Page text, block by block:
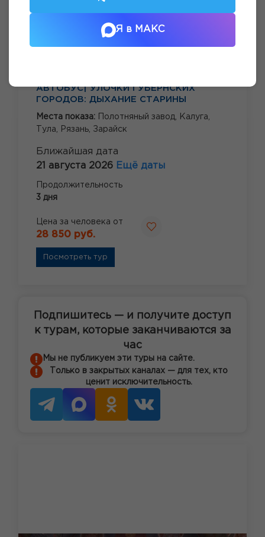
АВТОБУС| УЛОЧКИ ГУБЕРНСКИХ
ГОРОДОВ: ДЫХАНИЕ СТАРИНЫ
Места показа: Полотняный завод,
Калуга,
Тула,
Рязань, Зарайск
Ближайшая дата
21 августа 2026 Ещё даты
Продолжительность
3 дня
Цена за человека от
28 850 руб.
Посмотреть тур
Подпишитесь — и получите доступ
к турам, которые заканчиваются за
час
Мы не публикуем эти туры на сайте.
Только в закрытых каналах — для тех, кто
ценит исключительность.
Я в МАКС